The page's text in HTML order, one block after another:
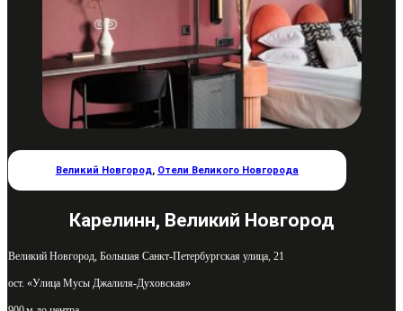
Великий Новгород, Отели Великого Новгорода
Карелинн, Великий Новгород
Великий Новгород, Большая Санкт-Петербургская улица, 21
ост. «Улица Мусы Джалиля-Духовская»